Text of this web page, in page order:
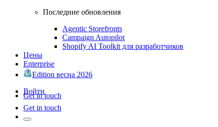
Последние обновления
Agentic Storefronts
Campaign Autopilot
Shopify AI Toolkit для разработчиков
Цены
Enterprise
Edition весна 2026
Войти
Get in touch
Get in touch